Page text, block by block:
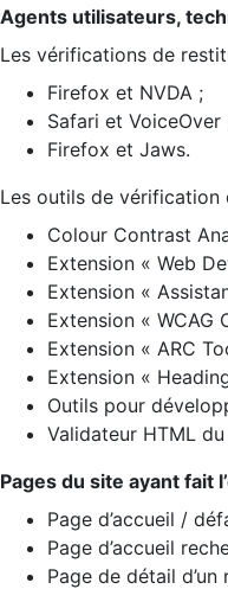
Agents utilisateurs,
Les vérifications de
Firefox et NVDA ;
Safari et VoiceOver
Firefox et Jaws.
Les outils de vérification
Colour Contrast
Extension « Web
Extension «
Extension « WCAG
Extension « ARC
Extension «
Outils pour
Validateur HTML du
Pages du site ayant fait
Page d’accueil /
Page d’accueil
Page de détail d’un